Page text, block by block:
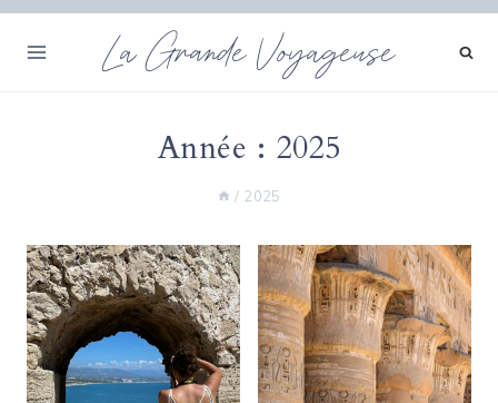
Aller
La Grande Voyageuse
Année : 2025
/ 2025